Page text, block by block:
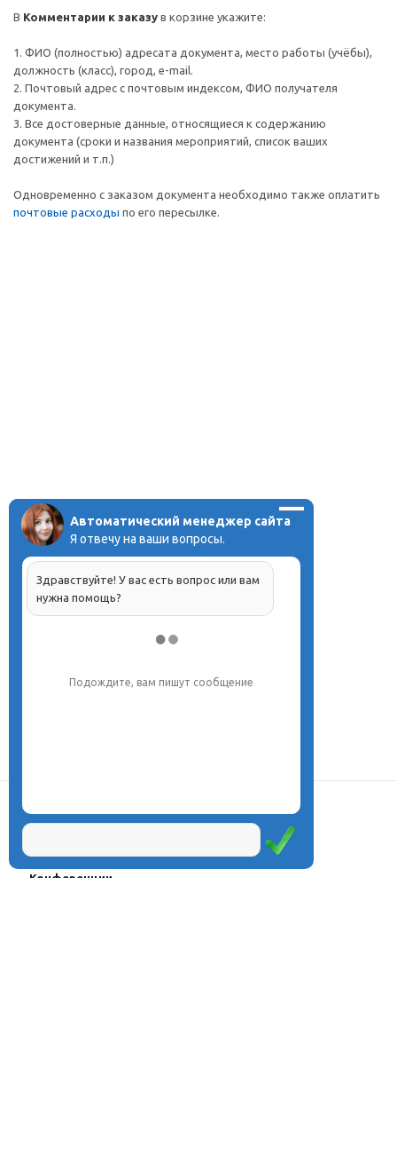
В Комментарии к заказу в корзине укажите:
1. ФИО (полностью) адресата документа, место работы (учёбы),
должность (класс), город, e-mail.
2. Почтовый адрес c почтовым индексом, ФИО получателя
документа.
3. Все достоверные данные, относящиеся к содержанию
документа (сроки и названия мероприятий, список ваших
достижений и т.п.)
Одновременно с заказом документа необходимо также оплатить
почтовые расходы по его пересылке.
Проекты
Олимпиады
Конферeнции
Автоматический менеджер сайта
Я отвечу на ваши вопросы.
Здравствуйте! У вас есть вопрос или вам
нужна помощь?
Подождите, вам пишут сообщение